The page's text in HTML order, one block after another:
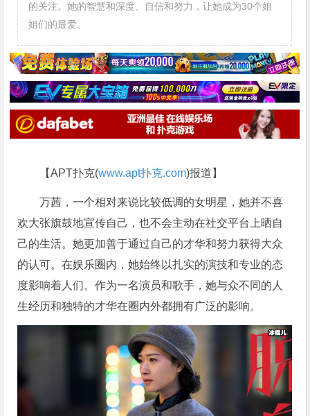
的关注。她的智慧和深度、自信和努力，让她成为30个姐
姐们的最爱。
【APT扑克(www.apt扑克.com)报道】
万茜，一个相对来说比较低调的女明星，她并不喜
欢大张旗鼓地宣传自己，也不会主动在社交平台上晒自
己的生活。她更加善于通过自己的才华和努力获得大众
的认可。在娱乐圈内，她始终以扎实的演技和专业的态
度影响着人们。作为一名演员和歌手，她与众不同的人
生经历和独特的才华在圈内外都拥有广泛的影响。